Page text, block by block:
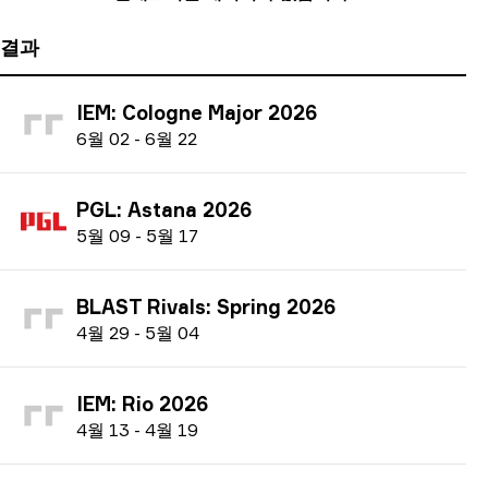
결과
IEM: Cologne Major 2026
6월 02 - 6월 22
PGL: Astana 2026
5월 09 - 5월 17
BLAST Rivals: Spring 2026
4월 29 - 5월 04
IEM: Rio 2026
4월 13 - 4월 19